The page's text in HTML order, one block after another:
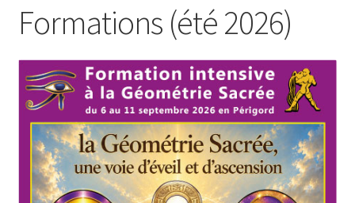
Boutique
Crop Circles
Galerie
Mandalathèque
Formations (été 2026)